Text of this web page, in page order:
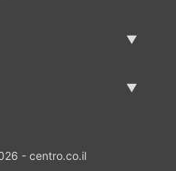
- centro.co.il